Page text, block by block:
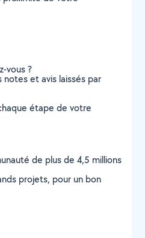
vous ?
et avis laissés par
étape de votre
de plus de 4,5 millions
projets, pour un bon